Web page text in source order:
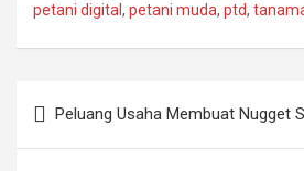
petani digital, petani muda, ptd,
Post
navigation
Peluang Usaha Membuat Nugget